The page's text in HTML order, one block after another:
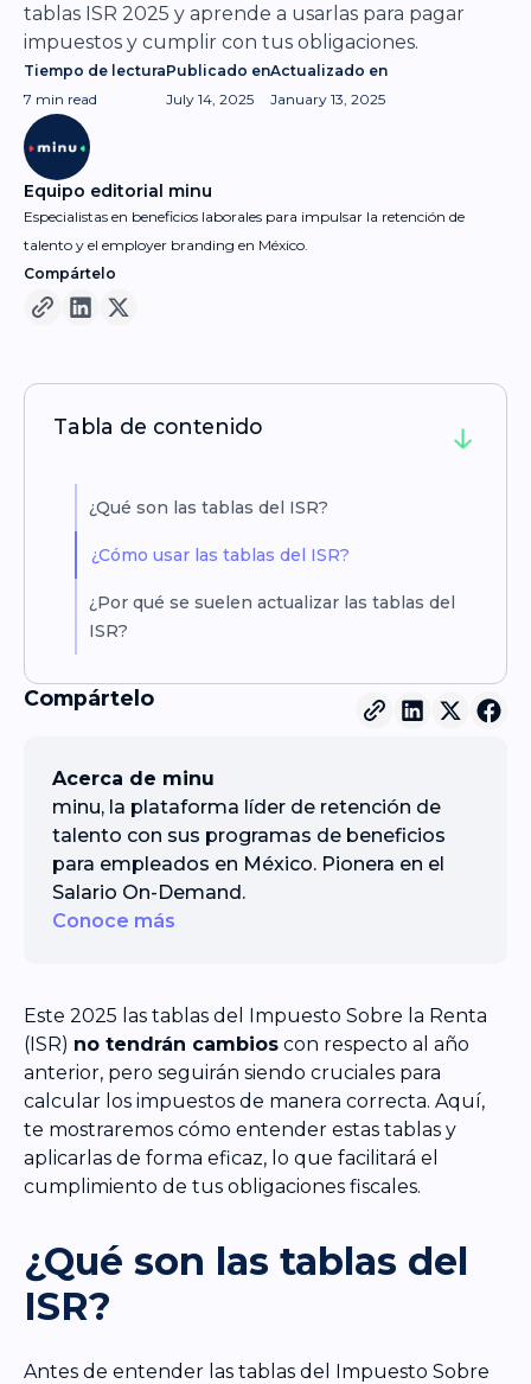
tablas ISR 2025 y aprende a usarlas para pagar
impuestos y cumplir con tus obligaciones.
Tiempo de lectura
7 min read
Publicado en
July 14, 2025
Actualizado en
January 13, 2025
Equipo editorial minu
Especialistas en beneficios laborales para impulsar la retención de
talento y el employer branding en México.
Compártelo
Tabla de contenido
¿Qué son las tablas del ISR?
¿Cómo usar las tablas del ISR?
¿Por qué se suelen actualizar las tablas del
ISR?
Compártelo
Acerca de minu
minu, la plataforma líder de retención de
talento con sus programas de beneficios
para empleados en México. Pionera en el
Salario On-Demand.
Conoce más
Este 2025 las tablas del Impuesto Sobre la Renta
(ISR) no tendrán cambios con respecto al año
anterior, pero seguirán siendo cruciales para
calcular los impuestos de manera correcta. Aquí,
te mostraremos cómo entender estas tablas y
aplicarlas de forma eficaz, lo que facilitará el
cumplimiento de tus obligaciones fiscales.
¿Qué son las tablas del
ISR?
Antes de entender las tablas del Impuesto Sobre